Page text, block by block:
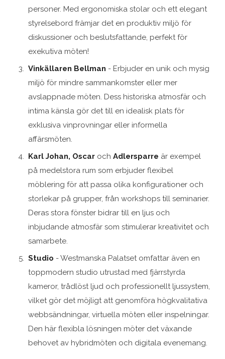
personer. Med ergonomiska stolar och ett elegant
styrelsebord främjar det en produktiv miljö för
diskussioner och beslutsfattande, perfekt för
exekutiva möten!
Vinkällaren Bellman - Erbjuder en unik och mysig
miljö för mindre sammankomster eller mer
avslappnade möten. Dess historiska atmosfär och
intima känsla gör det till en idealisk plats för
exklusiva vinprovningar eller informella
affärsmöten.
Karl Johan, Oscar och Adlersparre är exempel
på medelstora rum som erbjuder flexibel
möblering för att passa olika konfigurationer och
storlekar på grupper, från workshops till seminarier.
Deras stora fönster bidrar till en ljus och
inbjudande atmosfär som stimulerar kreativitet och
samarbete.
Studio - Westmanska Palatset omfattar även en
toppmodern studio utrustad med fjärrstyrda
kameror, trådlöst ljud och professionellt ljussystem,
vilket gör det möjligt att genomföra högkvalitativa
webbsändningar, virtuella möten eller inspelningar.
Den här flexibla lösningen möter det växande
behovet av hybridmöten och digitala evenemang.